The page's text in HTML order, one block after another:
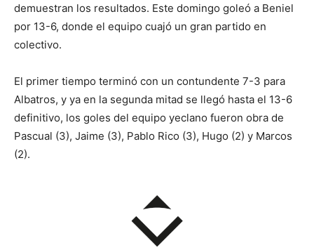
demuestran los resultados. Este domingo goleó a Beniel
por 13-6, donde el equipo cuajó un gran partido en
colectivo.
El primer tiempo terminó con un contundente 7-3 para
Albatros, y ya en la segunda mitad se llegó hasta el 13-6
definitivo, los goles del equipo yeclano fueron obra de
Pascual (3), Jaime (3), Pablo Rico (3), Hugo (2) y Marcos
(2).